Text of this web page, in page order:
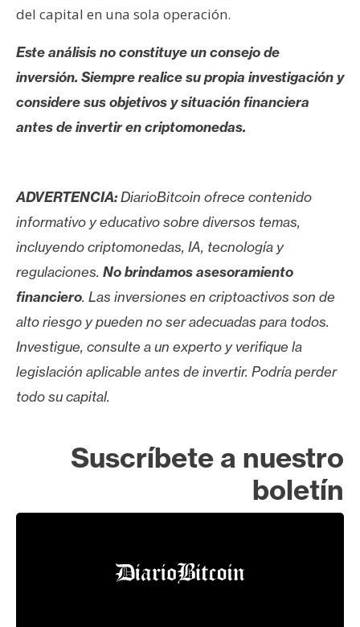
del capital en una sola operación.
Este análisis no constituye un consejo de
inversión. Siempre realice su propia investigación y
considere sus objetivos y situación financiera
antes de invertir en criptomonedas.
ADVERTENCIA:DiarioBitcoin ofrece contenido
informativo y educativo sobre diversos temas,
incluyendo criptomonedas, IA, tecnología y
regulaciones. No brindamos asesoramiento
financiero. Las inversiones en criptoactivos son de
alto riesgo y pueden no ser adecuadas para todos.
Investigue, consulte a un experto y verifique la
legislación aplicable antes de invertir. Podría perder
todo su capital.
Suscríbete a nuestro
boletín